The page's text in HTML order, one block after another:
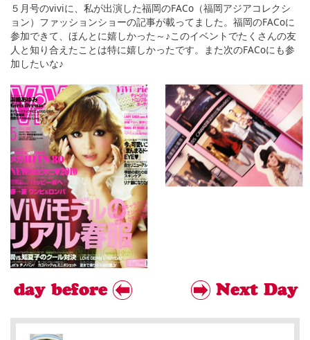
tiéng Viêt
Bahasa Indonesia
５月号のviviに、私が出演した福岡のFACo（福岡アジアコレクシ
ョン）ファッションショーの記事が載ってました。福岡のFACoに
参加できて、ほんとに嬉しかった～♪このイベントでたくさんの友
人と知り合えたことは特に嬉しかったです。また次のFACoにも参
加したいな♪